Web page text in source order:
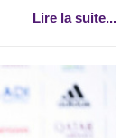
Lire la suite...